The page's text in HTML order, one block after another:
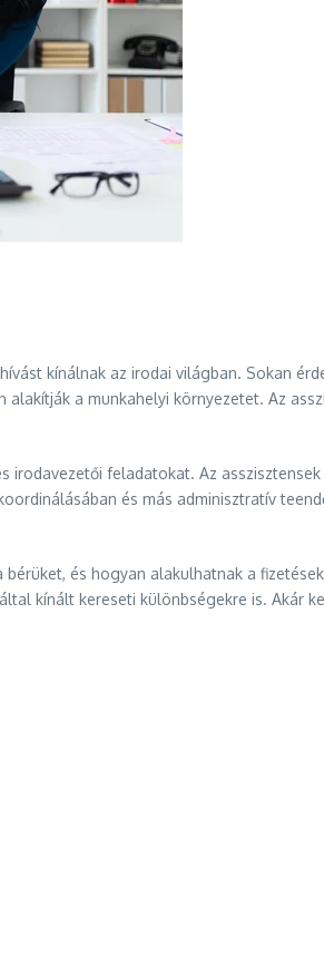
kínálnak az irodai világban. Sokan
a munkahelyi környezetet. Az
irodavezetői feladatokat. Az
és más adminisztratív
és hogyan alakulhatnak a
kínált kereseti különbségekre is. Akár